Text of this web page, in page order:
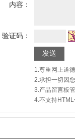
内容：
验证码：
1.尊重网上道
2.承担一切因
3.产品留言板
4.不支持HTML